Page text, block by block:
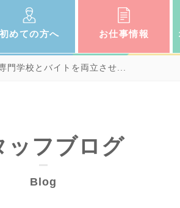
初めての方へ お仕事情報
門学校とバイトを両立させ...
ッフブログ
Blog